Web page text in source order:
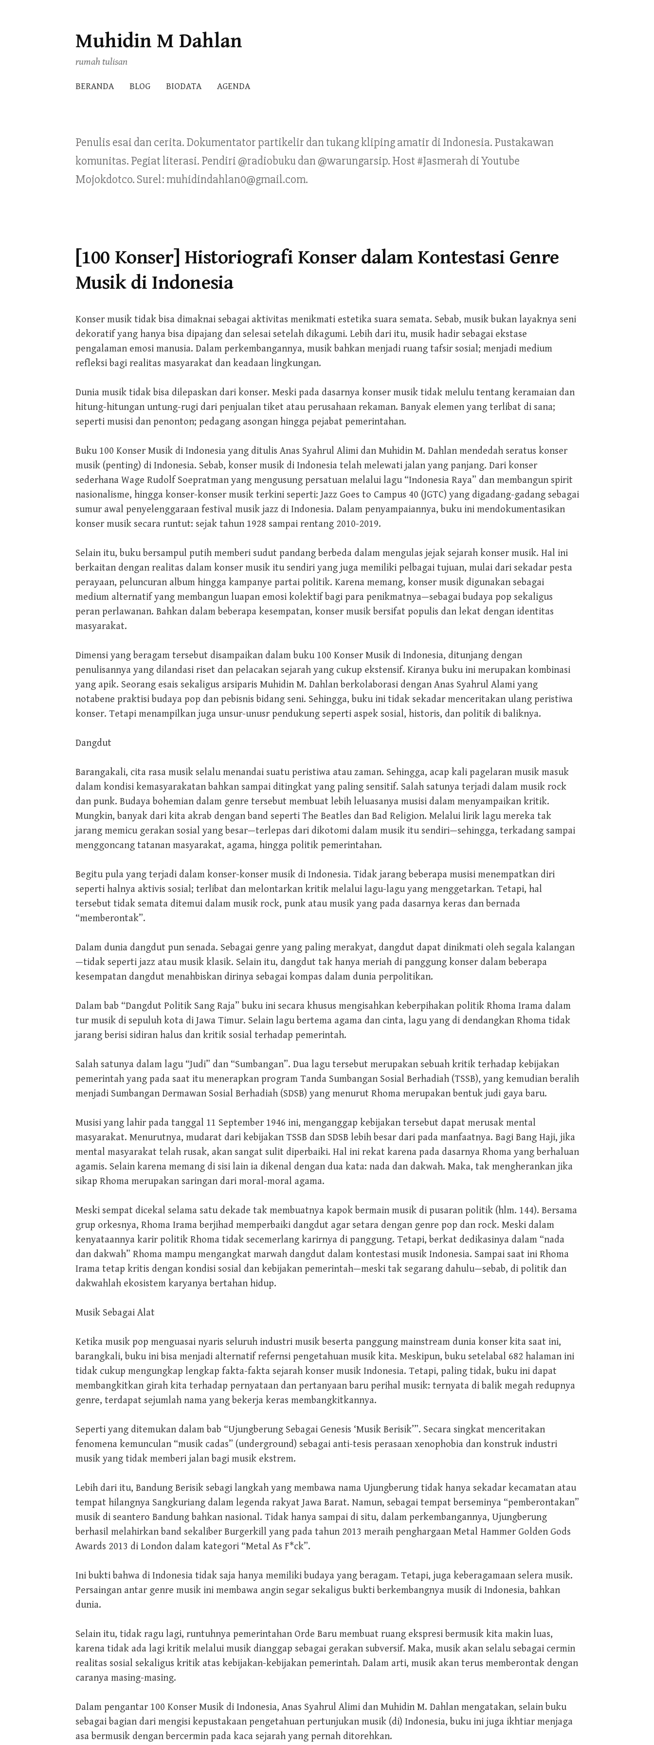
Skip
to
content
Muhidin M Dahlan
rumah tulisan
BERANDA BLOG BIODATA AGENDA
Penulis esai dan cerita. Dokumentator partikelir dan tukang kliping amatir di Indonesia. Pustakawan
komunitas. Pegiat literasi. Pendiri @radiobuku dan @warungarsip. Host #Jasmerah di Youtube
Mojokdotco. Surel: muhidindahlan0@gmail.com.
[100 Konser] Historiografi Konser dalam Kontestasi Genre
Musik di Indonesia
Konser musik tidak bisa dimaknai sebagai aktivitas menikmati estetika suara semata. Sebab, musik bukan layaknya seni
dekoratif yang hanya bisa dipajang dan selesai setelah dikagumi. Lebih dari itu, musik hadir sebagai ekstase
pengalaman emosi manusia. Dalam perkembangannya, musik bahkan menjadi ruang tafsir sosial; menjadi medium
refleksi bagi realitas masyarakat dan keadaan lingkungan.
Dunia musik tidak bisa dilepaskan dari konser. Meski pada dasarnya konser musik tidak melulu tentang keramaian dan
hitung-hitungan untung-rugi dari penjualan tiket atau perusahaan rekaman. Banyak elemen yang terlibat di sana;
seperti musisi dan penonton; pedagang asongan hingga pejabat pemerintahan.
Buku 100 Konser Musik di Indonesia yang ditulis Anas Syahrul Alimi dan Muhidin M. Dahlan mendedah seratus konser
musik (penting) di Indonesia. Sebab, konser musik di Indonesia telah melewati jalan yang panjang. Dari konser
sederhana Wage Rudolf Soepratman yang mengusung persatuan melalui lagu “Indonesia Raya” dan membangun spirit
nasionalisme, hingga konser-konser musik terkini seperti: Jazz Goes to Campus 40 (JGTC) yang digadang-gadang sebagai
sumur awal penyelenggaraan festival musik jazz di Indonesia. Dalam penyampaiannya, buku ini mendokumentasikan
konser musik secara runtut: sejak tahun 1928 sampai rentang 2010-2019.
Selain itu, buku bersampul putih memberi sudut pandang berbeda dalam mengulas jejak sejarah konser musik. Hal ini
berkaitan dengan realitas dalam konser musik itu sendiri yang juga memiliki pelbagai tujuan, mulai dari sekadar pesta
perayaan, peluncuran album hingga kampanye partai politik. Karena memang, konser musik digunakan sebagai
medium alternatif yang membangun luapan emosi kolektif bagi para penikmatnya—sebagai budaya pop sekaligus
peran perlawanan. Bahkan dalam beberapa kesempatan, konser musik bersifat populis dan lekat dengan identitas
masyarakat.
Dimensi yang beragam tersebut disampaikan dalam buku 100 Konser Musik di Indonesia, ditunjang dengan
penulisannya yang dilandasi riset dan pelacakan sejarah yang cukup ekstensif. Kiranya buku ini merupakan kombinasi
yang apik. Seorang esais sekaligus arsiparis Muhidin M. Dahlan berkolaborasi dengan Anas Syahrul Alami yang
notabene praktisi budaya pop dan pebisnis bidang seni. Sehingga, buku ini tidak sekadar menceritakan ulang peristiwa
konser. Tetapi menampilkan juga unsur-unusr pendukung seperti aspek sosial, historis, dan politik di baliknya.
Dangdut
Barangakali, cita rasa musik selalu menandai suatu peristiwa atau zaman. Sehingga, acap kali pagelaran musik masuk
dalam kondisi kemasyarakatan bahkan sampai ditingkat yang paling sensitif. Salah satunya terjadi dalam musik rock
dan punk. Budaya bohemian dalam genre tersebut membuat lebih leluasanya musisi dalam menyampaikan kritik.
Mungkin, banyak dari kita akrab dengan band seperti The Beatles dan Bad Religion. Melalui lirik lagu mereka tak
jarang memicu gerakan sosial yang besar—terlepas dari dikotomi dalam musik itu sendiri—sehingga, terkadang sampai
menggoncang tatanan masyarakat, agama, hingga politik pemerintahan.
Begitu pula yang terjadi dalam konser-konser musik di Indonesia. Tidak jarang beberapa musisi menempatkan diri
seperti halnya aktivis sosial; terlibat dan melontarkan kritik melalui lagu-lagu yang menggetarkan. Tetapi, hal
tersebut tidak semata ditemui dalam musik rock, punk atau musik yang pada dasarnya keras dan bernada
“memberontak”.
Dalam dunia dangdut pun senada. Sebagai genre yang paling merakyat, dangdut dapat dinikmati oleh segala kalangan
—tidak seperti jazz atau musik klasik. Selain itu, dangdut tak hanya meriah di panggung konser dalam beberapa
kesempatan dangdut menahbiskan dirinya sebagai kompas dalam dunia perpolitikan.
Dalam bab “Dangdut Politik Sang Raja” buku ini secara khusus mengisahkan keberpihakan politik Rhoma Irama dalam
tur musik di sepuluh kota di Jawa Timur. Selain lagu bertema agama dan cinta, lagu yang di dendangkan Rhoma tidak
jarang berisi sidiran halus dan kritik sosial terhadap pemerintah.
Salah satunya dalam lagu “Judi” dan “Sumbangan”. Dua lagu tersebut merupakan sebuah kritik terhadap kebijakan
pemerintah yang pada saat itu menerapkan program Tanda Sumbangan Sosial Berhadiah (TSSB), yang kemudian beralih
menjadi Sumbangan Dermawan Sosial Berhadiah (SDSB) yang menurut Rhoma merupakan bentuk judi gaya baru.
Musisi yang lahir pada tanggal 11 September 1946 ini, menganggap kebijakan tersebut dapat merusak mental
masyarakat. Menurutnya, mudarat dari kebijakan TSSB dan SDSB lebih besar dari pada manfaatnya. Bagi Bang Haji, jika
mental masyarakat telah rusak, akan sangat sulit diperbaiki. Hal ini rekat karena pada dasarnya Rhoma yang berhaluan
agamis. Selain karena memang di sisi lain ia dikenal dengan dua kata: nada dan dakwah. Maka, tak mengherankan jika
sikap Rhoma merupakan saringan dari moral-moral agama.
Meski sempat dicekal selama satu dekade tak membuatnya kapok bermain musik di pusaran politik (hlm. 144). Bersama
grup orkesnya, Rhoma Irama berjihad memperbaiki dangdut agar setara dengan genre pop dan rock. Meski dalam
kenyataannya karir politik Rhoma tidak secemerlang karirnya di panggung. Tetapi, berkat dedikasinya dalam “nada
dan dakwah” Rhoma mampu mengangkat marwah dangdut dalam kontestasi musik Indonesia. Sampai saat ini Rhoma
Irama tetap kritis dengan kondisi sosial dan kebijakan pemerintah—meski tak segarang dahulu—sebab, di politik dan
dakwahlah ekosistem karyanya bertahan hidup.
Musik Sebagai Alat
Ketika musik pop menguasai nyaris seluruh industri musik beserta panggung mainstream dunia konser kita saat ini,
barangkali, buku ini bisa menjadi alternatif refernsi pengetahuan musik kita. Meskipun, buku setelabal 682 halaman ini
tidak cukup mengungkap lengkap fakta-fakta sejarah konser musik Indonesia. Tetapi, paling tidak, buku ini dapat
membangkitkan girah kita terhadap pernyataan dan pertanyaan baru perihal musik: ternyata di balik megah redupnya
genre, terdapat sejumlah nama yang bekerja keras membangkitkannya.
Seperti yang ditemukan dalam bab “Ujungberung Sebagai Genesis ‘Musik Berisik’”. Secara singkat menceritakan
fenomena kemunculan “musik cadas” (underground) sebagai anti-tesis perasaan xenophobia dan konstruk industri
musik yang tidak memberi jalan bagi musik ekstrem.
Lebih dari itu, Bandung Berisik sebagi langkah yang membawa nama Ujungberung tidak hanya sekadar kecamatan atau
tempat hilangnya Sangkuriang dalam legenda rakyat Jawa Barat. Namun, sebagai tempat berseminya “pemberontakan”
musik di seantero Bandung bahkan nasional. Tidak hanya sampai di situ, dalam perkembangannya, Ujungberung
berhasil melahirkan band sekaliber Burgerkill yang pada tahun 2013 meraih penghargaan Metal Hammer Golden Gods
Awards 2013 di London dalam kategori “Metal As F*ck”.
Ini bukti bahwa di Indonesia tidak saja hanya memiliki budaya yang beragam. Tetapi, juga keberagamaan selera musik.
Persaingan antar genre musik ini membawa angin segar sekaligus bukti berkembangnya musik di Indonesia, bahkan
dunia.
Selain itu, tidak ragu lagi, runtuhnya pemerintahan Orde Baru membuat ruang ekspresi bermusik kita makin luas,
karena tidak ada lagi kritik melalui musik dianggap sebagai gerakan subversif. Maka, musik akan selalu sebagai cermin
realitas sosial sekaligus kritik atas kebijakan-kebijakan pemerintah. Dalam arti, musik akan terus memberontak dengan
caranya masing-masing.
Dalam pengantar 100 Konser Musik di Indonesia, Anas Syahrul Alimi dan Muhidin M. Dahlan mengatakan, selain buku
sebagai bagian dari mengisi kepustakaan pengetahuan pertunjukan musik (di) Indonesia, buku ini juga ikhtiar menjaga
asa bermusik dengan bercermin pada kaca sejarah yang pernah ditorehkan.